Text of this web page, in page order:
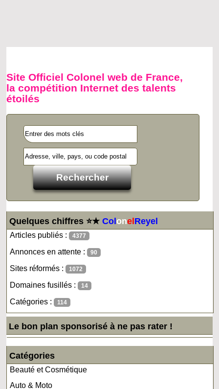
Site Officiel Colonel web de France,
la compétition Internet des talents
étoilés
Quelques chiffres ⭐★ColonelReyel
Articles publiés : 4377
Annonces en attente : 90
Sites réformés : 1072
Domaines fusillés : 14
Catégories : 114
Le bon plan sponsorisé à ne pas rater !
Catégories
Beauté et Cosmétique
Auto & Moto